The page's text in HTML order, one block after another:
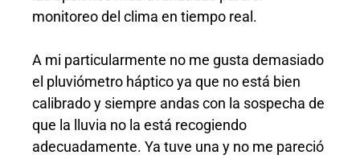
monitoreo del clima en tiempo real.
A mi particularmente no me gusta demasiado
el pluviómetro háptico ya que no está bien
calibrado y siempre andas con la sospecha de
que la lluvia no la está recogiendo
adecuadamente. Ya tuve una y no me pareció